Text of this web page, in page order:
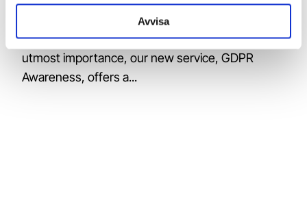
Avvisa
At a time when data protection and privacy are of
utmost importance, our new service, GDPR
Awareness, offers a...